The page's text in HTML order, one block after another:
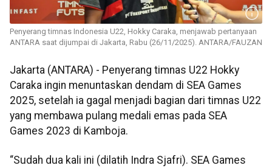
Penyerang timnas Indonesia U22, Hokky Caraka, menjawab pertanyaan
ANTARA saat dijumpai di Jakarta, Rabu (26/11/2025). ANTARA/FAUZAN
Jakarta (ANTARA) - Penyerang timnas U22 Hokky
Caraka ingin menuntaskan dendam di SEA Games
2025, setelah ia gagal menjadi bagian dari timnas U22
yang membawa pulang medali emas pada SEA
Games 2023 di Kamboja.
“Sudah dua kali ini (dilatih Indra Sjafri). SEA Games